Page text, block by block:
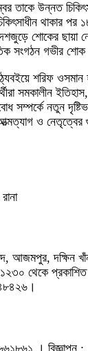
তাকে উন্নত
থাকার পর
শোকের ছায়া
সংগঠন গভীর
শরিফ ওসমান
সমকালীন
সম্পর্কে নতুন
ও
আজমপুর, দক্ষিন
১২৩০ থেকে
। বিজ্ঞাপন :